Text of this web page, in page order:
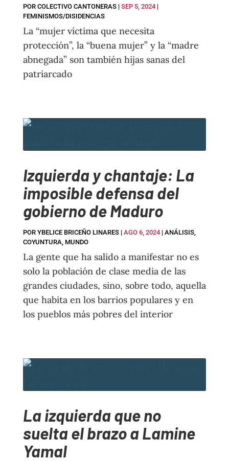
POR COLECTIVO CANTONERAS| SEP 5, 2024|
FEMINISMOS/DISIDENCIAS
La “mujer víctima que necesita
protección”, la “buena mujer” y la “madre
abnegada” son también hijas sanas del
patriarcado
Izquierda y chantaje: La
imposible defensa del
gobierno de Maduro
POR YBELICE BRICEÑO LINARES| AGO 6, 2024| ANÁLISIS,
COYUNTURA MUNDO
La gente que ha salido a manifestar no es
solo la población de clase media de las
grandes ciudades, sino, sobre todo, aquella
que habita en los barrios populares y en
los pueblos más pobres del interior
La izquierda que no
suelta el brazo a Lamine
Yamal